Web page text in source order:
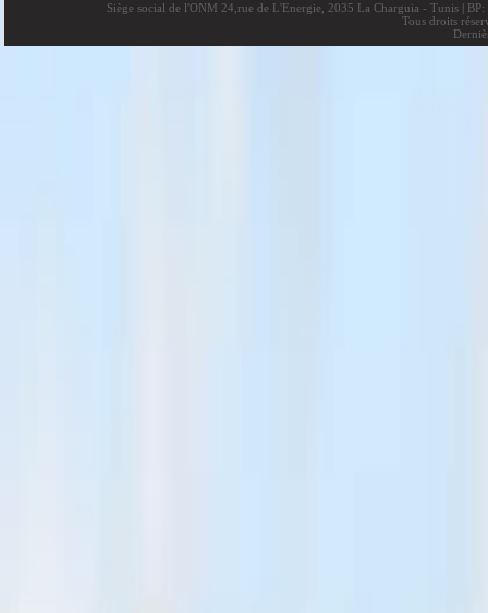
Siège social de l'ONM 24,rue de L'Energie, 2035 La Charguia - Tunis |BP:
Tous droits